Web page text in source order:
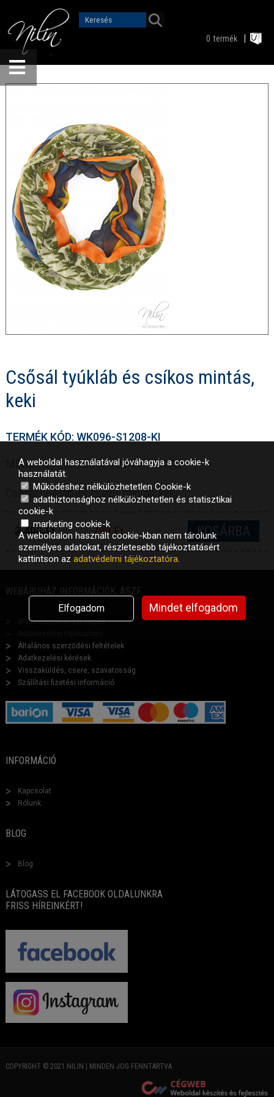
0 termék
Csősál tyúkláb és csíkos mintás,
keki
TERMÉK KÓD: WK096-S1208-KI
MÉRETE: 110X90CM, 100%VISZKÓZ
Csősál tyúkláb és csíkos mintás, keki
3 490 Ft 790 Ft KOSÁRBA
WEBÁRUHÁZ INFORMÁCIÓK, ÁSZF
Webshop vásárlási segéd
Általános szerződési feltételek
Adatkezelési kérések
Visszaküldés, csere, szavatosság
Szállítási fizetési információ
INFORMÁCIÓ
Kapcsolat
Rólunk
BLOG
Blog
LÁTOGASS EL FACEBOOK OLDALUNKRA
FRISS HÍREINKÉRT!
COPYRIGHT © 2021 NILIN | MINDEN JOG FENNTARTVA
A weboldal használatával jóváhagyja a cookie-k
használatát.
Működéshez nélkülözhetetlen Cookie-k
adatbiztonsághoz nélkülözhetetlen és statisztikai
cookie-k
marketing cookie-k
A weboldalon használt cookie-kban nem tárolunk
személyes adatokat, részletesebb tájékoztatásért
kattintson az adatvédelmi tájékoztatóra.
Elfogadom Mindet elfogadom